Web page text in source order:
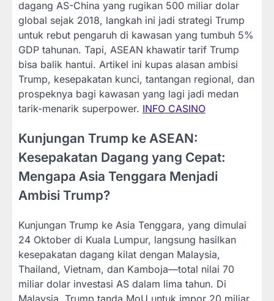
dagang AS-China yang rugikan 500 miliar dolar
global sejak 2018, langkah ini jadi strategi Trump
untuk rebut pengaruh di kawasan yang tumbuh 5%
GDP tahunan. Tapi, ASEAN khawatir tarif Trump
bisa balik hantui. Artikel ini kupas alasan ambisi
Trump, kesepakatan kunci, tantangan regional, dan
prospeknya bagi kawasan yang lagi jadi medan
tarik-menarik superpower. INFO CASINO
Kunjungan Trump ke ASEAN:
Kesepakatan Dagang yang Cepat:
Mengapa Asia Tenggara Menjadi
Ambisi Trump?
Kunjungan Trump ke Asia Tenggara, yang dimulai
24 Oktober di Kuala Lumpur, langsung hasilkan
kesepakatan dagang kilat dengan Malaysia,
Thailand, Vietnam, dan Kamboja—total nilai 70
miliar dolar investasi AS dalam lima tahun. Di
Malaysia, Trump tanda MoU untuk impor 20 miliar